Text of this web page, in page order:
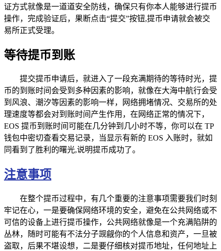
证方式就像是一道道安全防线，确保只有你本人能够进行提币
操作，完成验证后，果断点击“提交”按钮,提币申请就会被交
易所正式受理。
等待提币到账
提交提币申请后，就进入了一段充满期待的等待时光，提
币的到账时间会受到多种因素的影响，就像在大海中航行会受
到风浪、潮汐等因素的影响一样，网络拥堵情况、交易所的处
理速度等都会对到账时间产生作用，在网络正常的情况下，
EOS 提币到账时间可能在几分钟到几小时不等，你可以在 TP
钱包中密切查看交易记录，当显示有新的 EOS 入账时，就如
同看到了胜利的曙光,说明提币成功了。
注意事项
在整个提币过程中，有几个重要的注意事项需要我们时刻
牢记在心，一是要确保网络环境的安全，避免在公共网络或不
可信的设备上进行提币操作，公共网络就像是一个充满陷阱的
丛林，随时可能有不法分子觊觎你的个人信息和资产，一旦被
盗取，后果不堪设想，二是要仔细核对提币地址，任何地址上